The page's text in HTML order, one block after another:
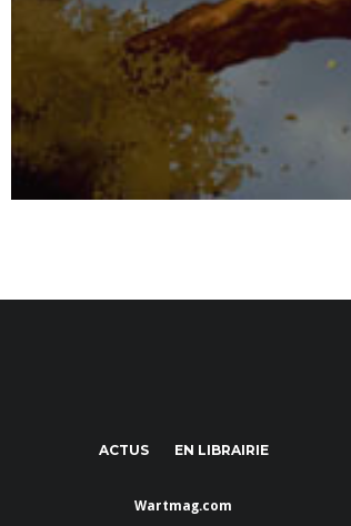
ACTUS EN LIBRAIRIE
Wartmag.com